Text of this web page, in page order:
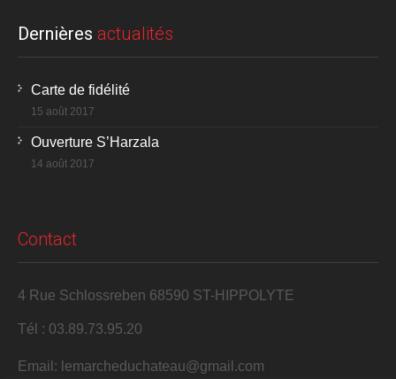
Dernières actualités
Carte de fidélité
15 août 2017
Ouverture S’Harzala
14 août 2017
Contact
4 Rue Schlossreben 68590 ST-HIPPOLYTE
Tél : 03.89.73.95.20
Email: lemarcheduchateau@gmail.com